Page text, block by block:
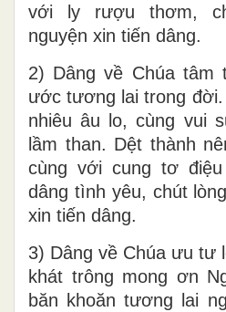
với ly rượu thơm,
nguyện xin tiến dâng.
2) Dâng về Chúa
ước tương lai trong đời.
nhiêu âu lo, cùng vui
lầm than. Dệt thành
cùng với cung tơ
dâng tình yêu, chút
xin tiến dâng.
3) Dâng về Chúa ưu tư
khát trông mong ơn
băn khoăn tương lai